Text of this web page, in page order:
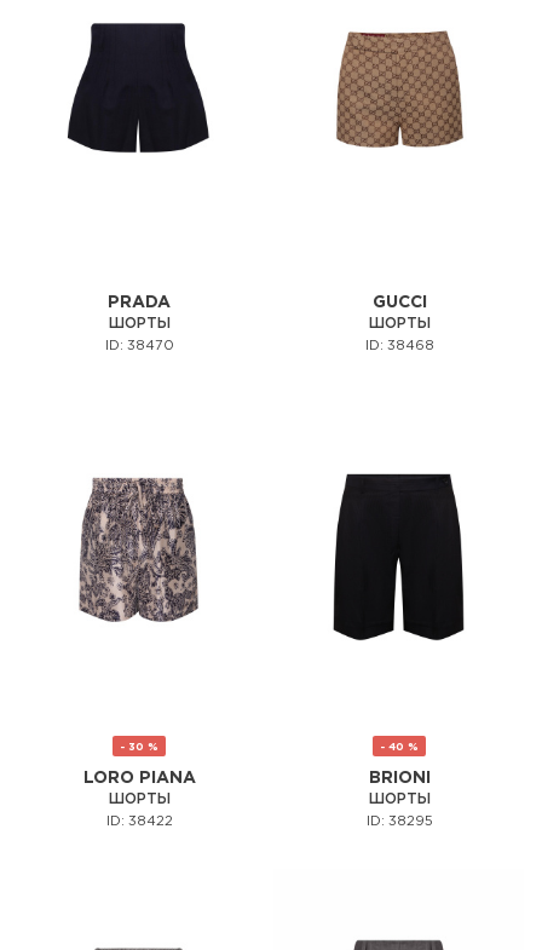
PRADA
ШОРТЫ
ID: 38470
GUCCI
ШОРТЫ
ID: 38468
- 30 %
LORO PIANA
ШОРТЫ
ID: 38422
- 40 %
BRIONI
ШОРТЫ
ID: 38295